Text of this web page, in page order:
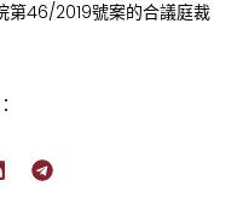
第46/2019號案的合議庭裁